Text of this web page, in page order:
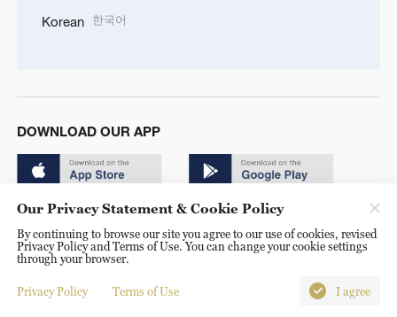
Korean 한국어
DOWNLOAD OUR APP
© China Radio International.CRI. All Rights Reserved. 16A
Shijingshan Road, Beijing, China. 100040
Our Privacy Statement & Cookie Policy
By continuing to browse our site you agree to our use of cookies, revised
Privacy Policy and Terms of Use. You can change your cookie settings
through your browser.
Privacy Policy Terms of Use I agree